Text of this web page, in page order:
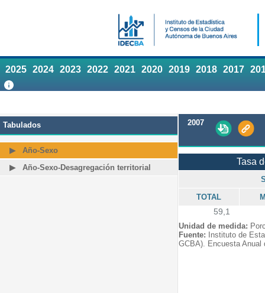
2025 2024 2023 2022 2021 2020 2019 2018 2017
Tabulados
Año-Sexo
Año-Sexo-Desagregación territorial
2007
Tasa
TOTAL
59,1
Unidad de medida:
Fuente: Instituto de
GCBA). Encuesta Anual